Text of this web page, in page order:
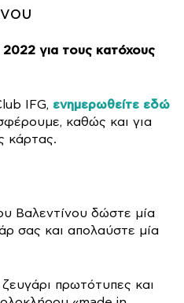
για τους κατόχους
IFG, ενημερωθείτε εδώ
καθώς και για
κάρτας.
Βαλεντίνου δώστε μία
σας και απολαύστε μία
πρωτότυπες και